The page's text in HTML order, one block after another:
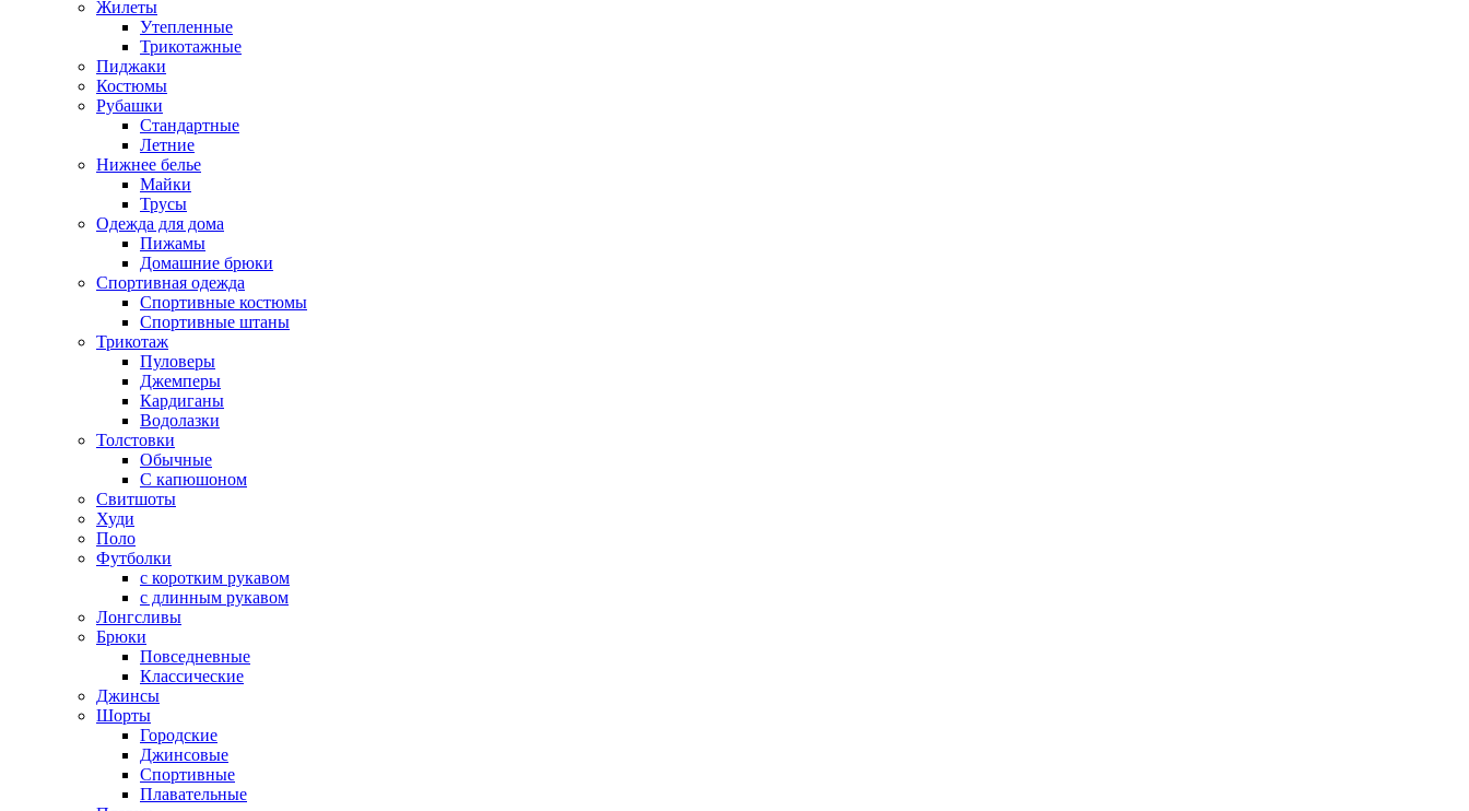
Жилеты
Утепленные
Трикотажные
Пиджаки
Костюмы
Рубашки
Стандартные
Летние
Нижнее белье
Майки
Трусы
Одежда для дома
Пижамы
Домашние брюки
Спортивная одежда
Спортивные костюмы
Спортивные штаны
Трикотаж
Пуловеры
Джемперы
Кардиганы
Водолазки
Толстовки
Обычные
С капюшоном
Свитшоты
Худи
Поло
Футболки
с коротким рукавом
с длинным рукавом
Лонгсливы
Брюки
Повседневные
Классические
Джинсы
Шорты
Городские
Джинсовые
Спортивные
Плавательные